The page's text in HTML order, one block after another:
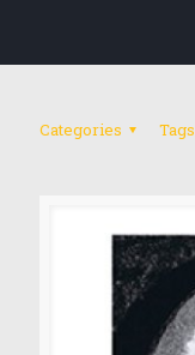
Categories Tags